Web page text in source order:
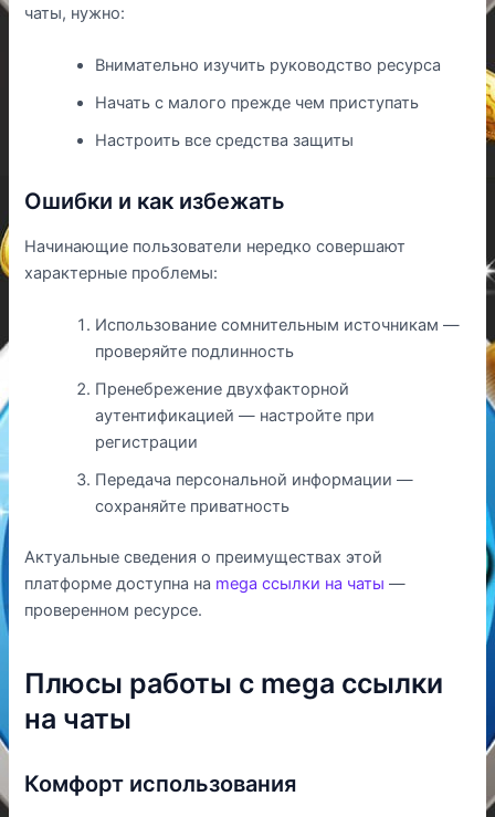
чаты, нужно:
Внимательно изучить руководство ресурса
Начать с малого прежде чем приступать
Настроить все средства защиты
Ошибки и как избежать
Начинающие пользователи нередко совершают
характерные проблемы:
Использование сомнительным источникам —
проверяйте подлинность
Пренебрежение двухфакторной
аутентификацией — настройте при
регистрации
Передача персональной информации —
сохраняйте приватность
Актуальные сведения о преимуществах этой
платформе доступна на mega ссылки на чаты —
проверенном ресурсе.
Плюсы работы с mega ссылки
на чаты
Комфорт использования